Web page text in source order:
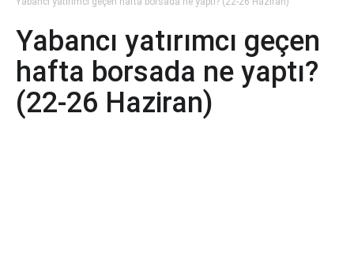
Yabancı yatırımcı geçen
hafta borsada ne yaptı?
(22-26 Haziran)